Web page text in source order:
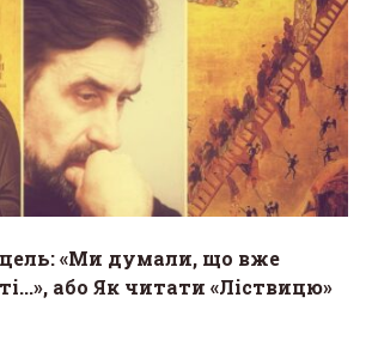
«Ми думали, що вже
або Як читати «Ліствицю»